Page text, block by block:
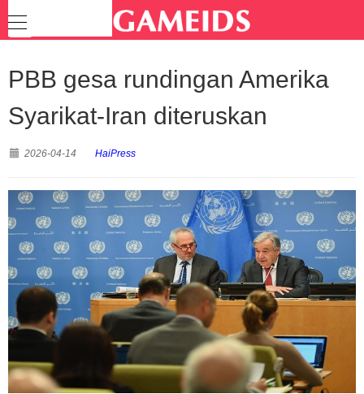
PBB gesa rundingan Amerika
Syarikat-Iran diteruskan
2026-04-14 HaiPress